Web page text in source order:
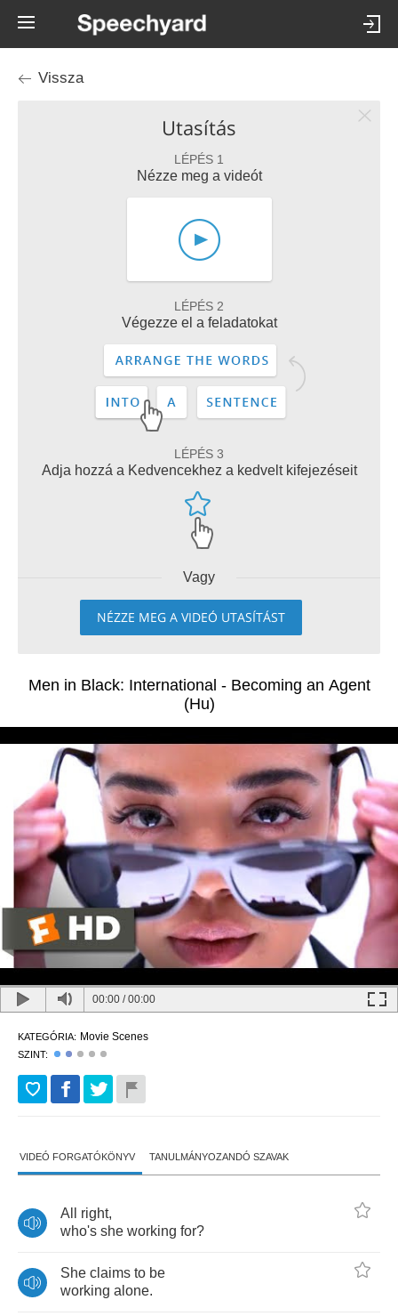
Vissza
Utasítás
LÉPÉS 1
Nézze meg a videót
LÉPÉS 2
Végezze el a feladatokat
LÉPÉS 3
Adja hozzá a Kedvencekhez a kedvelt kifejezéseit
Vagy
NÉZZE MEG A VIDEÓ UTASÍTÁST
Men in Black: International - Becoming an Agent
(Hu)
00:00 /00:00
KATEGÓRIA: Movie Scenes
SZINT:
VIDEÓ FORGATÓKÖNYV TANULMÁNYOZANDÓ SZAVAK
All right,
who's she working for?
She claims to be
working alone.